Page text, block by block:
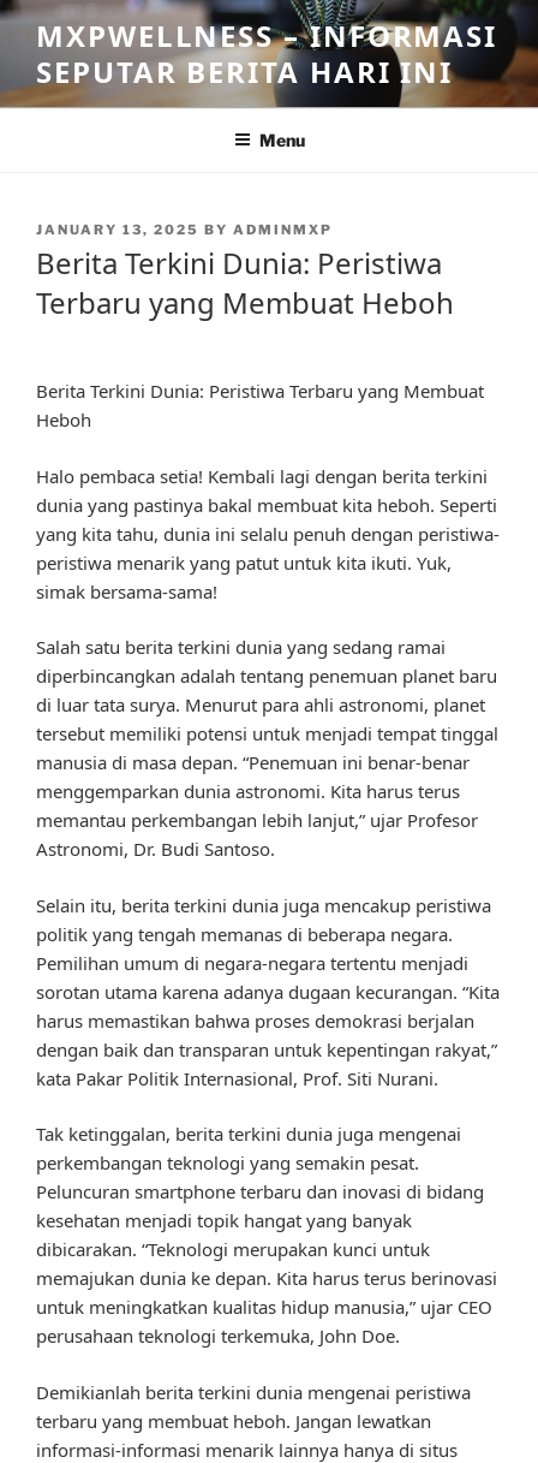
Skip
content
MXPWELLNESS – INFORMASI
SEPUTAR BERITA HARI INI
Menu
POSTED
JANUARY 13, 2025 BY ADMINMXP
Berita Terkini Dunia: Peristiwa
Terbaru yang Membuat Heboh
Berita Terkini Dunia: Peristiwa Terbaru yang Membuat
Heboh
Halo pembaca setia! Kembali lagi dengan berita terkini
dunia yang pastinya bakal membuat kita heboh. Seperti
yang kita tahu, dunia ini selalu penuh dengan peristiwa-
peristiwa menarik yang patut untuk kita ikuti. Yuk,
simak bersama-sama!
Salah satu berita terkini dunia yang sedang ramai
diperbincangkan adalah tentang penemuan planet baru
di luar tata surya. Menurut para ahli astronomi, planet
tersebut memiliki potensi untuk menjadi tempat tinggal
manusia di masa depan. “Penemuan ini benar-benar
menggemparkan dunia astronomi. Kita harus terus
memantau perkembangan lebih lanjut,” ujar Profesor
Astronomi, Dr. Budi Santoso.
Selain itu, berita terkini dunia juga mencakup peristiwa
politik yang tengah memanas di beberapa negara.
Pemilihan umum di negara-negara tertentu menjadi
sorotan utama karena adanya dugaan kecurangan. “Kita
harus memastikan bahwa proses demokrasi berjalan
dengan baik dan transparan untuk kepentingan rakyat,”
kata Pakar Politik Internasional, Prof. Siti Nurani.
Tak ketinggalan, berita terkini dunia juga mengenai
perkembangan teknologi yang semakin pesat.
Peluncuran smartphone terbaru dan inovasi di bidang
kesehatan menjadi topik hangat yang banyak
dibicarakan. “Teknologi merupakan kunci untuk
memajukan dunia ke depan. Kita harus terus berinovasi
untuk meningkatkan kualitas hidup manusia,” ujar CEO
perusahaan teknologi terkemuka, John Doe.
Demikianlah berita terkini dunia mengenai peristiwa
terbaru yang membuat heboh. Jangan lewatkan
informasi-informasi menarik lainnya hanya di situs